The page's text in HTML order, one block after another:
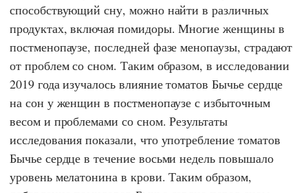
способствующий сну, можно найти в различных
продуктах, включая помидоры. Многие женщины в
постменопаузе, последней фазе менопаузы, страдают
от проблем со сном. Таким образом, в исследовании
2019 года изучалось влияние томатов Бычье сердце
на сон у женщин в постменопаузе с избыточным
весом и проблемами со сном. Результаты
исследования показали, что употребление томатов
Бычье сердце в течение восьми недель повышало
уровень мелатонина в крови. Таким образом,